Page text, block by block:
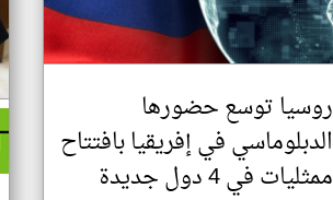
روسيا توسع حضورها
الدبلوماسي في إفريقيا بافتتاح
ممثليات في 4 دول جديدة